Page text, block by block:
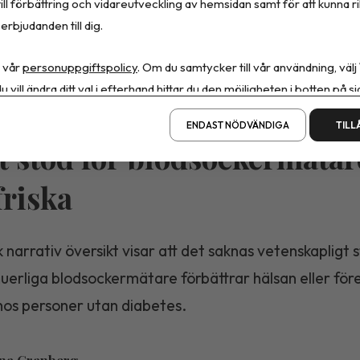
Dela artikeln
stöd för
narrativ översikt visar att det saknas vetenskapligt
blodsockermätare förbättrar hälsan eller
personer utan diabetes.
förbättring och vidareutveckling av hemsidan samt för att kunna
till dig.
vårpersonuppgiftspolicy. Om du samtycker till vår användning, välj
vill ändra ditt val i efterhand hittar du den möjligheten i botten på
ENDAST NÖDVÄNDIGA